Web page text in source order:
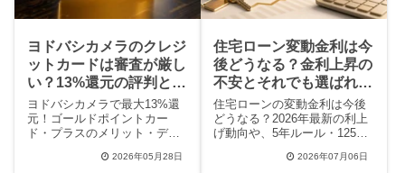
ヨドバシカメラのクレジ
ットカードは審査が厳し
い？13%還元の評判とメ
リットを徹底解説
ヨドバシカメラで最大13%還
元！ゴールドポイントカー
ド・プラスのメリット・デメ
調査しました。年会費無料で
2026年05月28日
住宅ローン変動金利は今
後どうなる？金利上昇の
不安とそれでも選ばれる
理由
住宅ローンの変動金利は今後
どうなる？2026年最新の利上
げ動向や、5年ルール・125％
レーションを徹底解説。変動
2026年07月06日